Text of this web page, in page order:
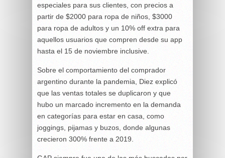
especiales para sus clientes, con precios a
partir de $2000 para ropa de niños, $3000
para ropa de adultos y un 10% off extra para
aquellos usuarios que compren desde su app
hasta el 15 de noviembre inclusive.
Sobre el comportamiento del comprador
argentino durante la pandemia, Diez explicó
que las ventas totales se duplicaron y que
hubo un marcado incremento en la demanda
en categorías para estar en casa, como
joggings, pijamas y buzos, donde algunas
crecieron 300% frente a 2019.